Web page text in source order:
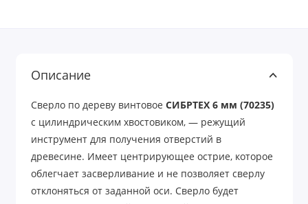
Описание
Сверло по дереву винтовое СИБРТЕХ 6 мм (70235)
с цилиндрическим хвостовиком, — режущий
инструмент для получения отверстий в
древесине. Имеет центрирующее острие, которое
облегчает засверливание и не позволяет сверлу
отклоняться от заданной оси. Сверло будет